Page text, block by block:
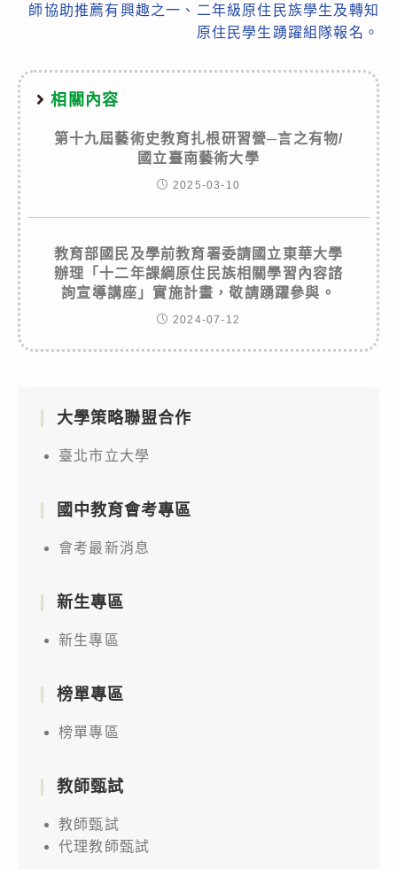
師協助推薦有興趣之一、二年級原住民族學生及轉知
原住民學生踴躍組隊報名。
相關內容
第十九屆藝術史教育扎根研習營─言之有物/
國立臺南藝術大學
2025-03-10
教育部國民及學前教育署委請國立東華大學
辦理「十二年課綱原住民族相關學習內容諮
詢宣導講座」實施計畫，敬請踴躍參與。
2024-07-12
大學策略聯盟合作
臺北市立大學
國中教育會考專區
會考最新消息
新生專區
新生專區
榜單專區
榜單專區
教師甄試
教師甄試
代理教師甄試